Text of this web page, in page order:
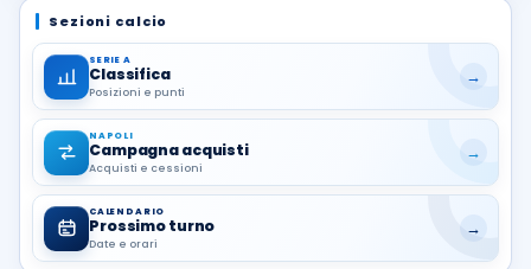
Sezioni calcio
SERIE A
Classifica
Posizioni e punti
→
NAPOLI
Campagna acquisti
Acquisti e cessioni
→
CALENDARIO
Prossimo turno
Date e orari
→